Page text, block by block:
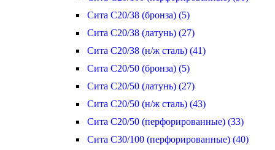
Сита С20/38 (бронза) (5)
Сита С20/38 (латунь) (27)
Сита С20/38 (н/ж сталь) (41)
Сита С20/50 (бронза) (5)
Сита С20/50 (латунь) (27)
Сита С20/50 (н/ж сталь) (43)
Сита С20/50 (перфорированные) (33)
Сита С30/100 (перфорированные) (40)